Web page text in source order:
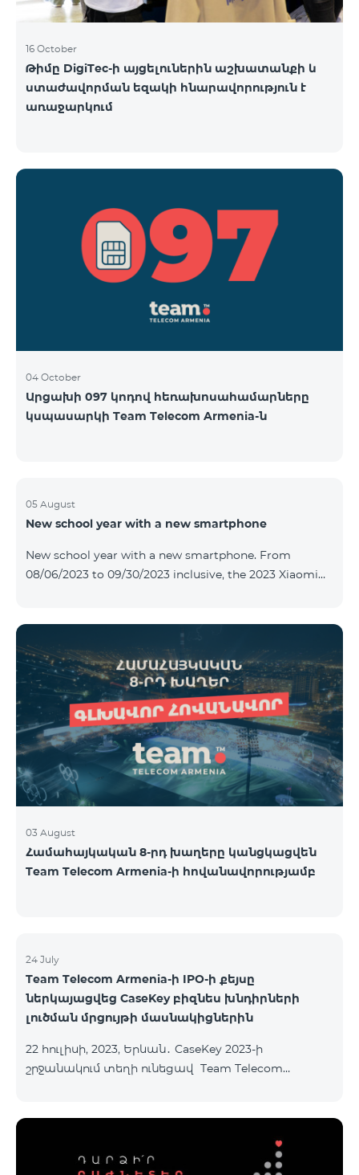
16 October
Թիմը DigiTec-ի այցելուներին աշխատանքի և
ստաժավորման եզակի հնարավորություն է
առաջարկում
04 October
Արցախի 097 կոդով հեռախոսահամարները
կսպասարկի Team Telecom Armenia-ն
05 August
New school year with a new smartphone
New school year with a new smartphone. From
08/06/2023 to 09/30/2023 inclusive, the 2023 Xiaomi
- the 1st month is free. A smartphone can also be
purchased on credit, starting from 1250 AMD per
month. Bank charges are added to the monthly fee.
Tariff terms are below. Prepaid package Teamtok.
Monthly fee: 2500 AMD 250minutes to RA, Artsakh,
USA and Canada, Beeline Russia and Tele2 mob
03 August
Համահայկական 8-րդ խաղերը կանցկացվեն
Team Telecom Armenia-ի հովանավորությամբ
24 July
Team Telecom Armenia-ի IPO-ի քեյսը
ներկայացվեց CaseKey բիզնես խնդիրների
լուծման մրցույթի մասնակիցներին
22 հուլիսի, 2023, Երևան․ CaseKey 2023-ի
շրջանակում տեղի ունեցավ Team Telecom
երիտասարդներ ծանոթացան առաջնային
հրապարակային տեղաբաշխման բոլոր